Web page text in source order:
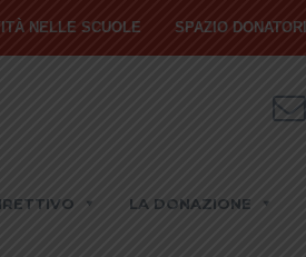
NELLE SCUOLE SPAZIO DONATORI
LA DONAZIONE